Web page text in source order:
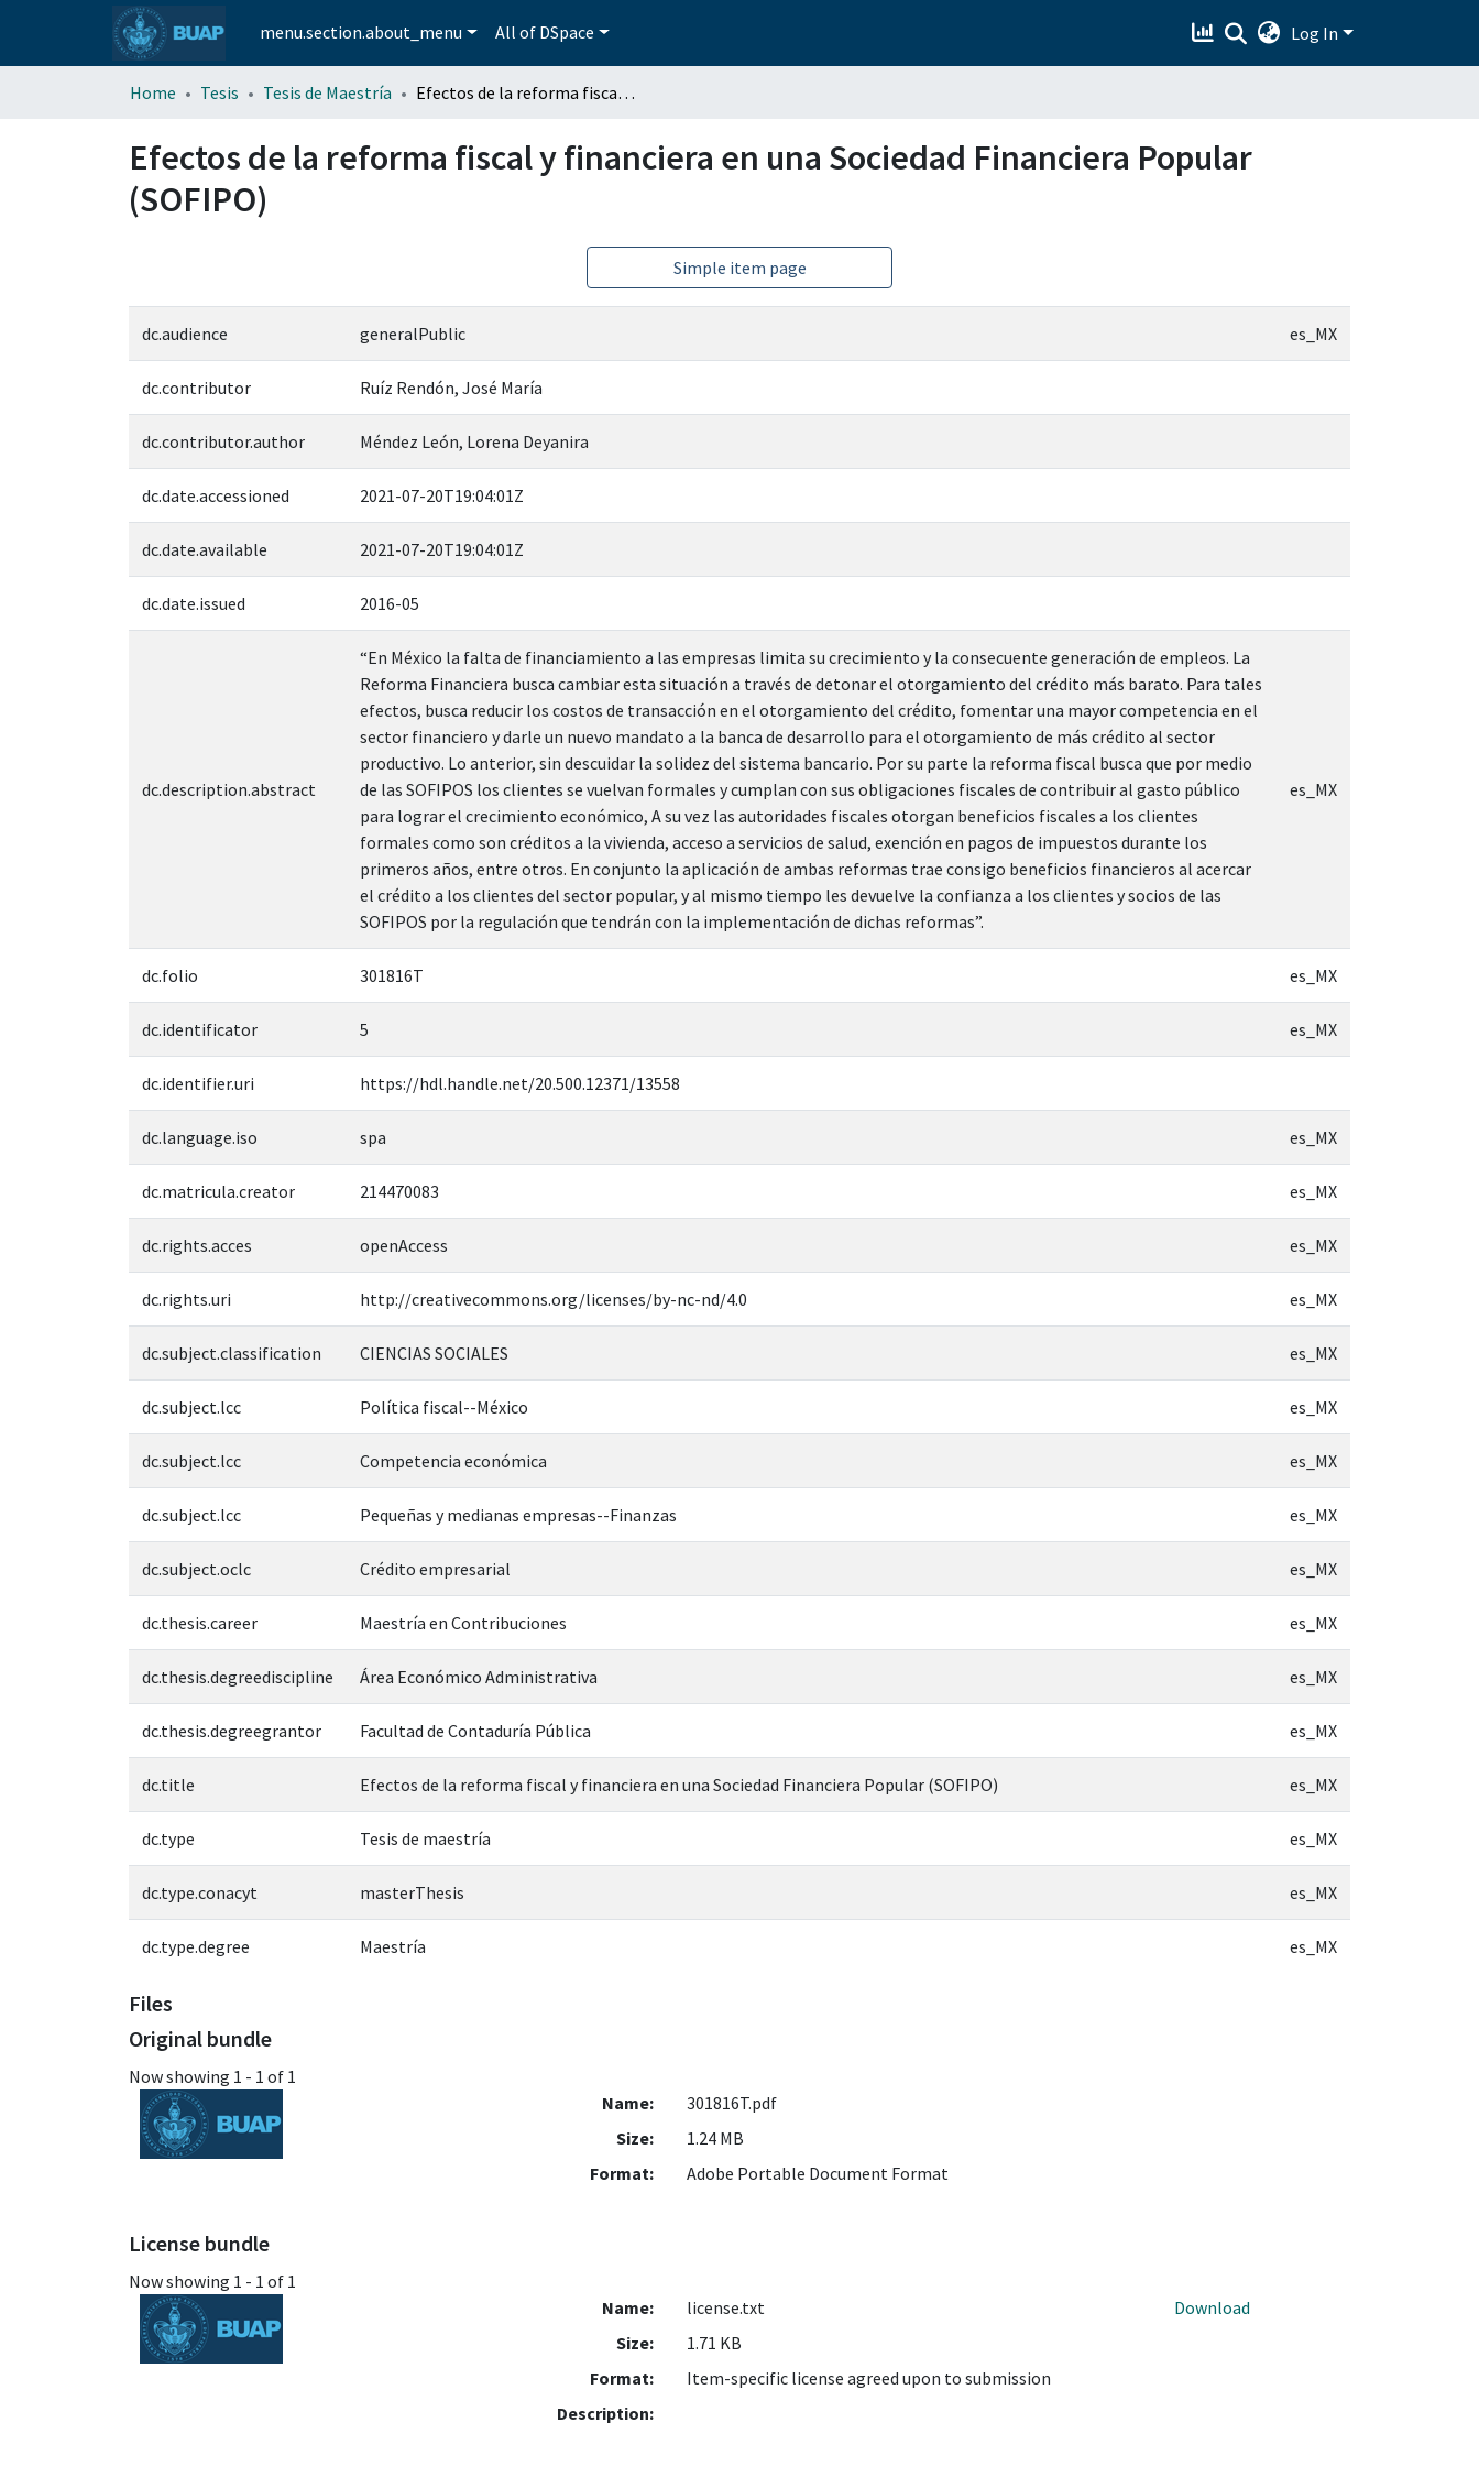
menu.section.about_menu All of DSpace Log In
Home Tesis Tesis de Maestría Efectos de la reforma fiscal y financiera en una Sociedad Financiera Popular (SOFIPO)
Efectos de la reforma fiscal y financiera en una Sociedad Financiera Popular
(SOFIPO)
Simple item page
dc.audience generalPublic es_MX
dc.contributor Ruíz Rendón, José María
dc.contributor.author Méndez León, Lorena Deyanira
dc.date.accessioned 2021-07-20T19:04:01Z
dc.date.available 2021-07-20T19:04:01Z
dc.date.issued 2016-05
dc.description.abstract
“En México la falta de financiamiento a las empresas limita su crecimiento y la consecuente generación de empleos. La
Reforma Financiera busca cambiar esta situación a través de detonar el otorgamiento del crédito más barato. Para tales
efectos, busca reducir los costos de transacción en el otorgamiento del crédito, fomentar una mayor competencia en el
sector financiero y darle un nuevo mandato a la banca de desarrollo para el otorgamiento de más crédito al sector
productivo. Lo anterior, sin descuidar la solidez del sistema bancario. Por su parte la reforma fiscal busca que por medio
de las SOFIPOS los clientes se vuelvan formales y cumplan con sus obligaciones fiscales de contribuir al gasto público
para lograr el crecimiento económico, A su vez las autoridades fiscales otorgan beneficios fiscales a los clientes
formales como son créditos a la vivienda, acceso a servicios de salud, exención en pagos de impuestos durante los
primeros años, entre otros. En conjunto la aplicación de ambas reformas trae consigo beneficios financieros al acercar
el crédito a los clientes del sector popular, y al mismo tiempo les devuelve la confianza a los clientes y socios de las
SOFIPOS por la regulación que tendrán con la implementación de dichas reformas”.
es_MX
dc.folio 301816T es_MX
dc.identificator 5 es_MX
dc.identifier.uri https://hdl.handle.net/20.500.12371/13558
dc.language.iso spa es_MX
dc.matricula.creator 214470083 es_MX
dc.rights.acces openAccess es_MX
dc.rights.uri http://creativecommons.org/licenses/by-nc-nd/4.0 es_MX
dc.subject.classification CIENCIAS SOCIALES es_MX
dc.subject.lcc Política fiscal--México es_MX
dc.subject.lcc Competencia económica es_MX
dc.subject.lcc Pequeñas y medianas empresas--Finanzas es_MX
dc.subject.oclc Crédito empresarial es_MX
dc.thesis.career Maestría en Contribuciones es_MX
dc.thesis.degreediscipline Área Económico Administrativa es_MX
dc.thesis.degreegrantor Facultad de Contaduría Pública es_MX
dc.title Efectos de la reforma fiscal y financiera en una Sociedad Financiera Popular (SOFIPO) es_MX
dc.type Tesis de maestría es_MX
dc.type.conacyt masterThesis es_MX
dc.type.degree Maestría es_MX
Files
Original bundle
Now showing 1 - 1 of 1
Name:
301816T.pdf
Size:
1.24 MB
Format:
Adobe Portable Document Format
License bundle
Now showing 1 - 1 of 1
Name:
license.txt
Size:
1.71 KB
Format:
Item-specific license agreed upon to submission
Description:
Download